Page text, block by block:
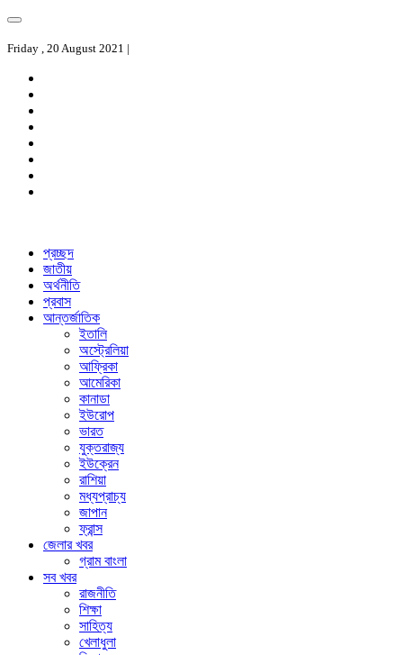
Friday , 20 August 2021 |
প্রচ্ছদ
জাতীয়
অর্থনীতি
প্রবাস
আন্তর্জাতিক
ইতালি
অস্ট্রেলিয়া
আফ্রিকা
আমেরিকা
কানাডা
ইউরোপ
ভারত
যুক্তরাজ্য
ইউক্রেন
রাশিয়া
মধ্যপ্রাচ্য
জাপান
ফ্রান্স
জেলার খবর
গ্রাম বাংলা
সব খবর
রাজনীতি
শিক্ষা
সাহিত্য
খেলাধুলা